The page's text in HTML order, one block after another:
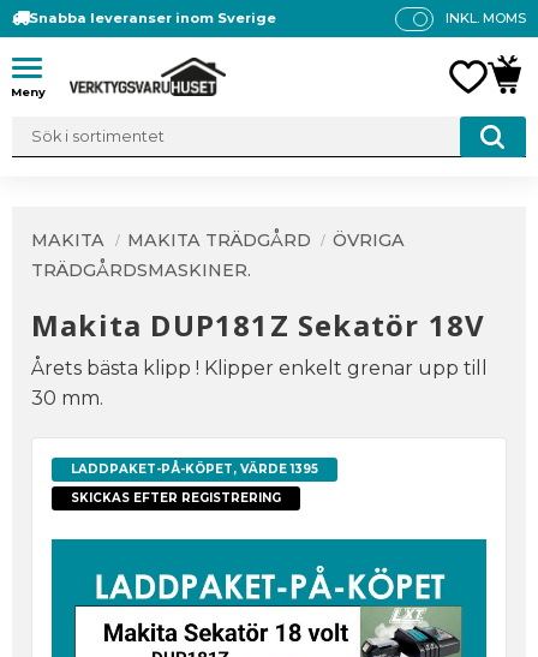
Meny
Snabba leveranser inom Sverige
P
A
INKL. MOMS
MAKITA MAKITA TRÄDGÅRD
ÖVRIGA
TRÄDGÅRDSMASKINER.
Makita DUP181Z Sekatör 18V
Årets bästa klipp ! Klipper enkelt grenar upp till
30 mm.
LADDPAKET-PÅ-KÖPET, VÄRDE 1395
SKICKAS EFTER REGISTRERING